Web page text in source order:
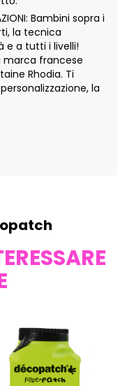
Bambini sopra i
la tecnica
e a tutti i livelli!
marca francese
Rhodia. Ti
la